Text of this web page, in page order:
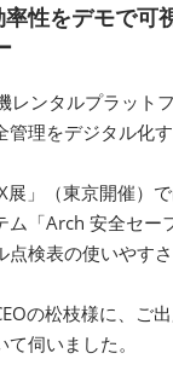
性をデモで可
レンタルプラット
管理をデジタル化
」（東京開催）
ム「Arch 安全セー
点検表の使いやす
の松枝様に、ご
伺いました。